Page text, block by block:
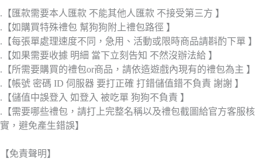
.【匯款需要本人匯款 不能其他人匯款 不接受第三方 】
.【如購買特殊禮包 幫狗狗附上禮包路徑 】
.【每張單處理速度不同，急用、活動或限時商品請斟酌下單 】
.【如果需要收據 明細 當下立刻告知 不然沒辦法給 】
.【所需要購買的禮包or商品，請依造遊戲內現有的禮包為主 】
.【帳號 密碼 ID 伺服器 要打正確 打錯儲值錯不負責 謝謝 】
.【儲值中誤登入 如登入 被吃單 狗狗不負責 】
.【需要哪些禮包，請打上完整名稱以及禮包截圖給官方客服核
實，避免產生錯誤】
【免責聲明】